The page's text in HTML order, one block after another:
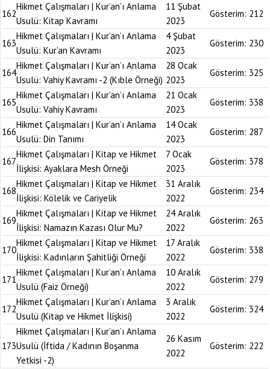
162
Hikmet Çalışmaları | Kur’an’ı Anlama
Usulü: Kitap Kavramı
11 Şubat
2023
Gösterim: 212
163
Hikmet Çalışmaları | Kur’an’ı Anlama
Usulü: Kur’an Kavramı
4 Şubat
2023
Gösterim: 230
164
Hikmet Çalışmaları | Kur’an’ı Anlama
Usulü: Vahiy Kavramı -2 (Kıble Örneği)
28 Ocak
2023
Gösterim: 325
165
Hikmet Çalışmaları | Kur’an’ı Anlama
Usulü: Vahiy Kavramı
21 Ocak
2023
Gösterim: 338
166
Hikmet Çalışmaları | Kur’an’ı Anlama
Usulü: Din Tanımı
14 Ocak
2023
Gösterim: 287
167
Hikmet Çalışmaları | Kitap ve Hikmet
İlişkisi: Ayaklara Mesh Örneği
7 Ocak
2023
Gösterim: 378
168
Hikmet Çalışmaları | Kitap ve Hikmet
İlişkisi: Kölelik ve Cariyelik
31 Aralık
2022
Gösterim: 234
169
Hikmet Çalışmaları | Kitap ve Hikmet
İlişkisi: Namazın Kazası Olur Mu?
24 Aralık
2022
Gösterim: 263
170
Hikmet Çalışmaları | Kitap ve Hikmet
İlişkisi: Kadınların Şahitliği Örneği
17 Aralık
2022
Gösterim: 338
171
Hikmet Çalışmaları | Kur’an’ı Anlama
Usulü (Faiz Örneği)
10 Aralık
2022
Gösterim: 279
172
Hikmet Çalışmaları | Kur’an’ı Anlama
Usulü (Kitap ve Hikmet İlişkisi)
3 Aralık
2022
Gösterim: 324
173
Hikmet Çalışmaları | Kur’an’ı Anlama
Usulü (İftida / Kadının Boşanma
Yetkisi -2)
26 Kasım
2022
Gösterim: 222